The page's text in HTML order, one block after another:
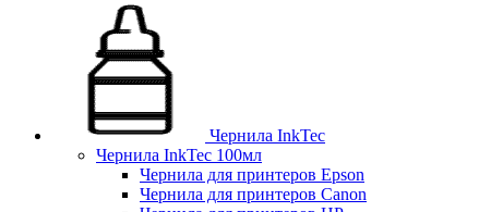
Чернила InkTec
Чернила InkTec 100мл
Чернила для принтеров Epson
Чернила для принтеров Canon